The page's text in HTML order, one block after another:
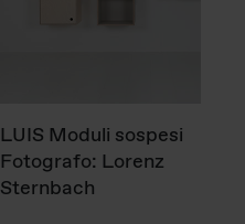
LUIS Moduli sospesi
Fotografo: Lorenz
Sternbach